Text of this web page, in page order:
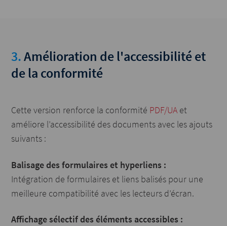
3.Amélioration de l'accessibilité et
de la conformité
Cette version renforce la conformité PDF/UA et
améliore l’accessibilité des documents avec les ajouts
suivants :
Balisage des formulaires et hyperliens :
Intégration de formulaires et liens balisés pour une
meilleure compatibilité avec les lecteurs d’écran.
Affichage sélectif des éléments accessibles :